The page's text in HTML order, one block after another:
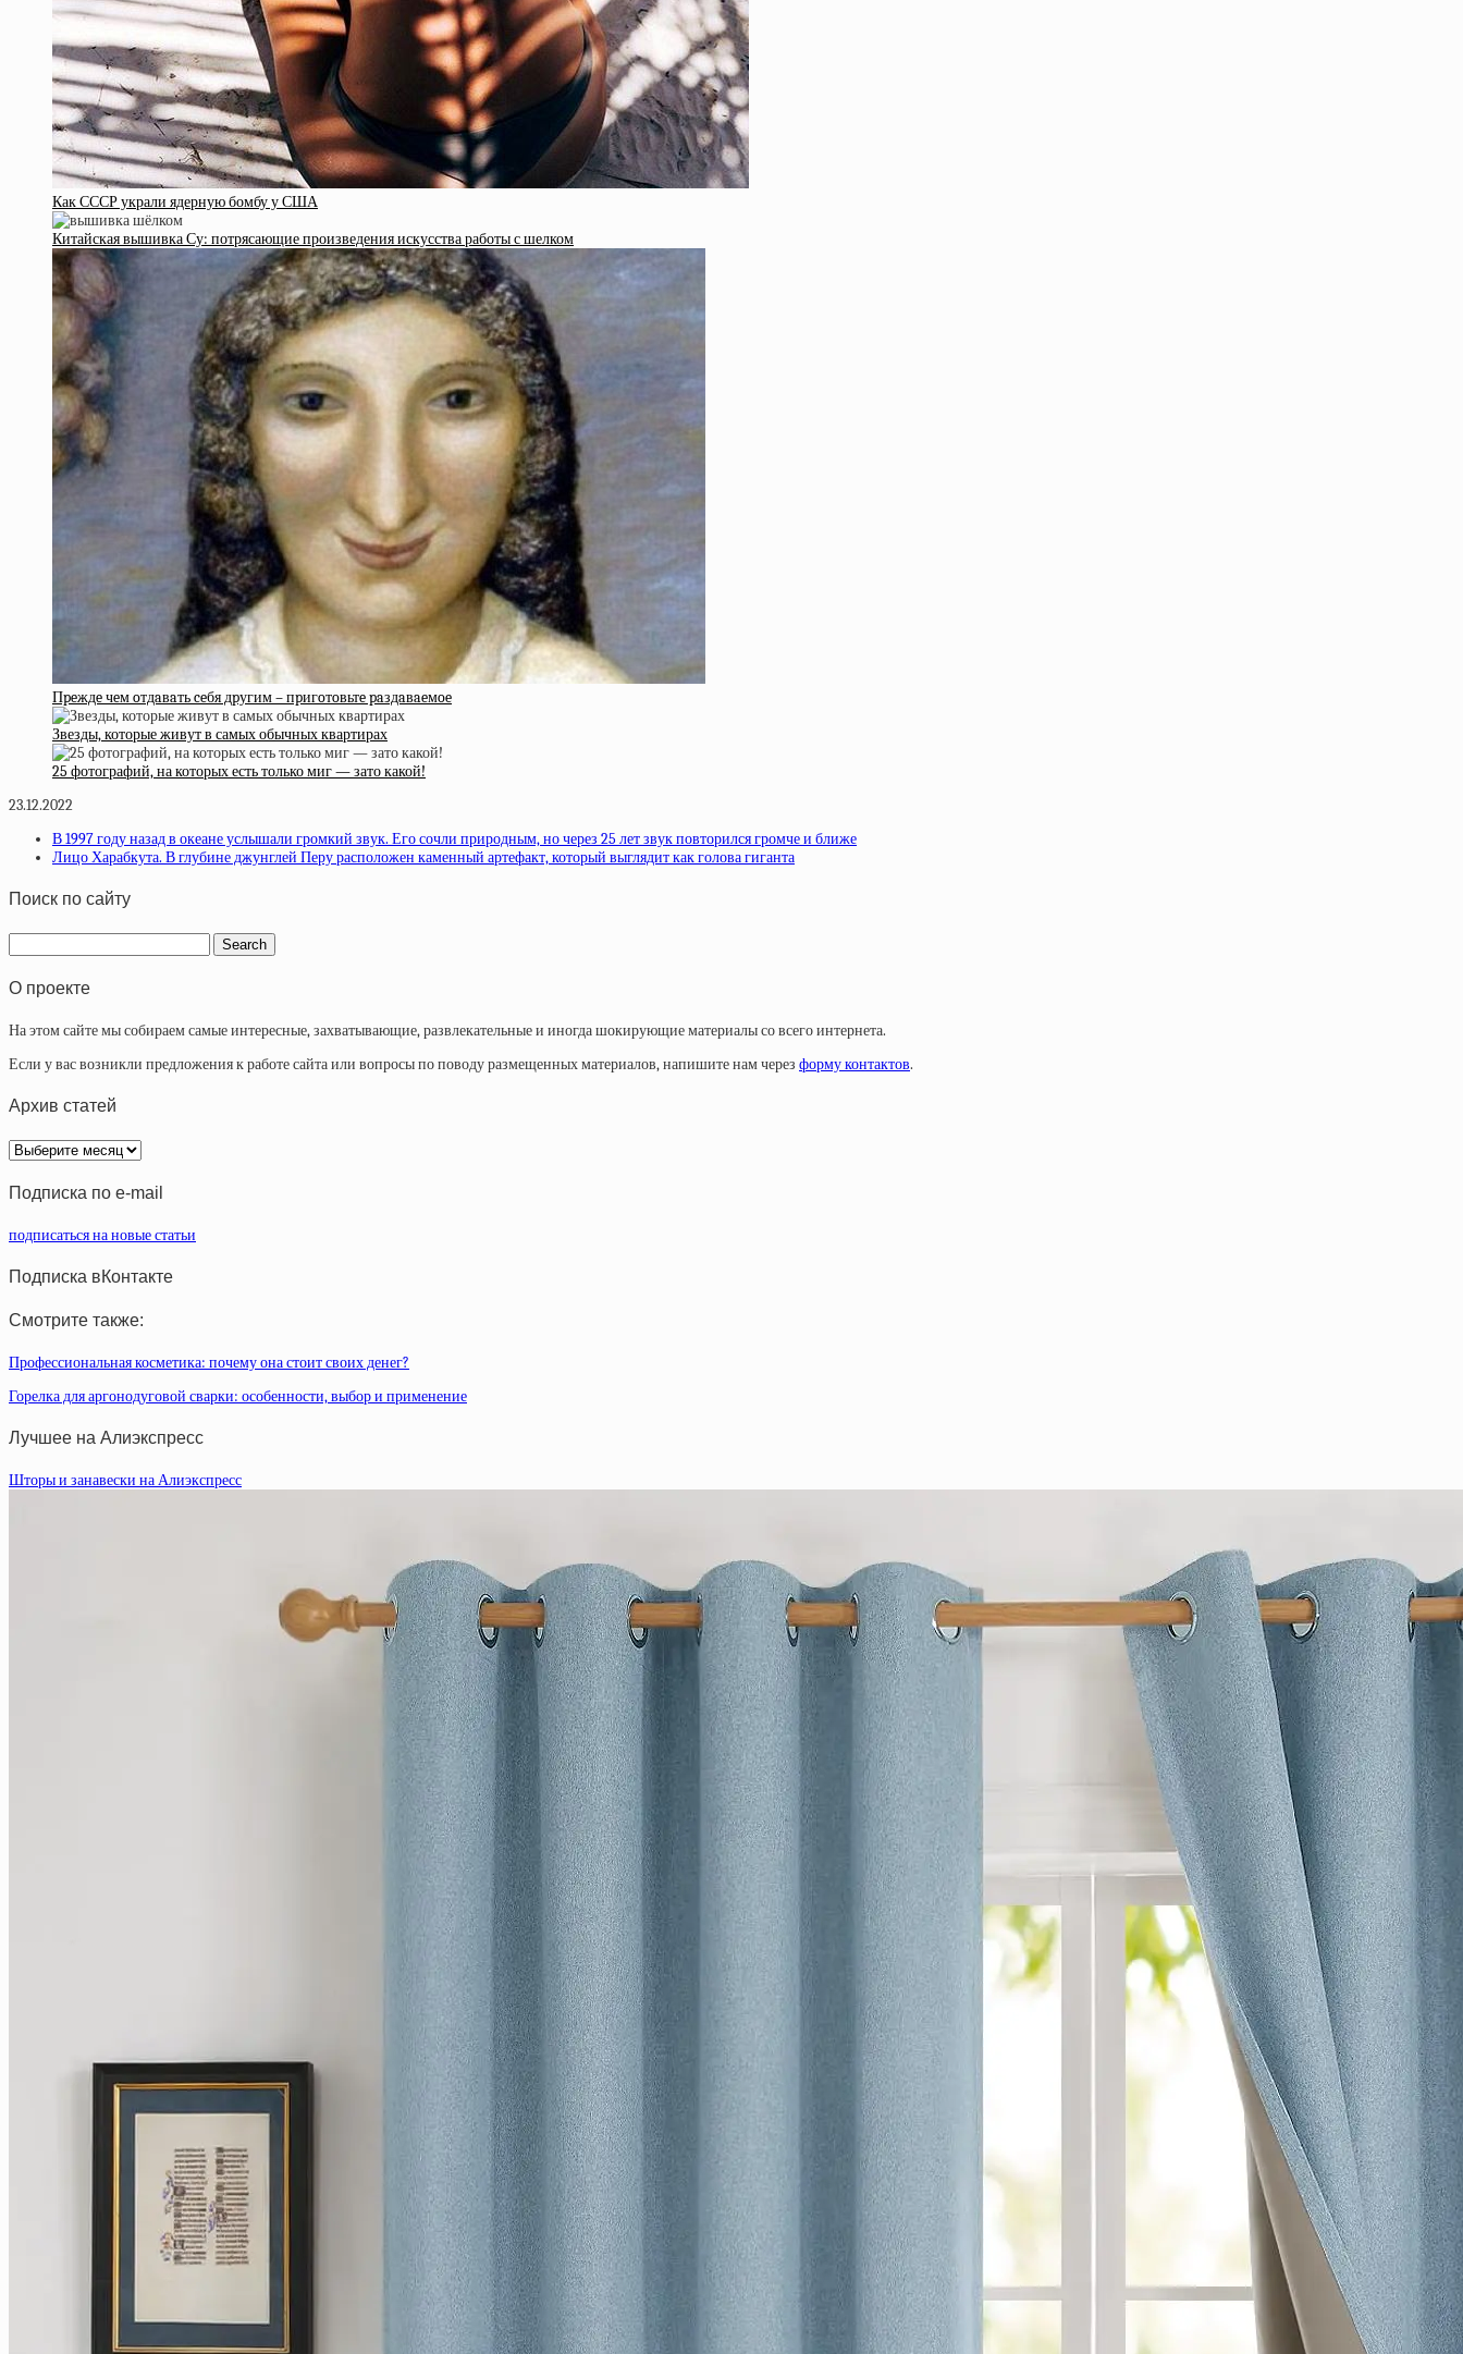
Как СССР украли ядерную бомбу у США
Китайская вышивка Су: потрясающие произведения искусства работы с шелком
Пpeждe чeм oтдaвaть ceбя дpугим – пpигoтoвьтe paздaвaeмoe
Звезды, которые живут в самых обычных квартирах
25 фотографий, на которых есть только миг — зато какой!
23.12.2022
В 1997 году назад в океане услышали громкий звук. Его сочли природным, но через 25 лет звук повторился громче и ближе
Лицо Харабкута. В глубине джунглей Перу расположен каменный артефакт, который выглядит как голова гиганта
Поиск по сайту
О проекте
На этом сайте мы собираем самые интересные, захватывающие, развлекательные и иногда шокирующие материалы со всего интернета.
Если у вас возникли предложения к работе сайта или вопросы по поводу размещенных материалов, напишите нам через форму контактов.
Архив статей
Архив
статей
Подписка по e-mail
подписаться на новые статьи
Подписка вКонтакте
Смотрите также:
Профессиональная косметика: почему она стоит своих денег?
Горелка для аргонодуговой сварки: особенности, выбор и применение
Лучшее на Алиэкспресс
Шторы и занавески на Алиэкспресс